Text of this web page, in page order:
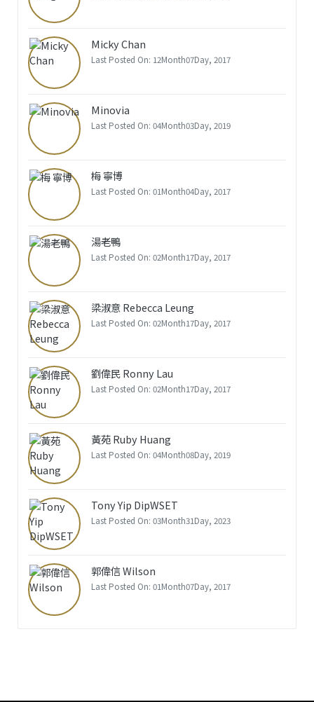
Micky Chan
Last Posted On: 12Month07Day, 2017
Minovia
Last Posted On: 04Month03Day, 2019
梅 寧博
Last Posted On: 01Month04Day, 2017
湯老鴨
Last Posted On: 02Month17Day, 2017
梁淑意 Rebecca Leung
Last Posted On: 02Month17Day, 2017
劉偉民 Ronny Lau
Last Posted On: 02Month17Day, 2017
黃苑 Ruby Huang
Last Posted On: 04Month08Day, 2019
Tony Yip DipWSET
Last Posted On: 03Month31Day, 2023
郭偉信 Wilson
Last Posted On: 01Month07Day, 2017